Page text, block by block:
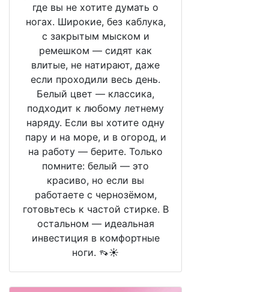
где вы не хотите думать о
ногах. Широкие, без каблука,
с закрытым мыском и
ремешком — сидят как
влитые, не натирают, даже
если проходили весь день.
Белый цвет — классика,
подходит к любому летнему
наряду. Если вы хотите одну
пару и на море, и в огород, и
на работу — берите. Только
помните: белый — это
красиво, но если вы
работаете с чернозёмом,
готовьтесь к частой стирке. В
остальном — идеальная
инвестиция в комфортные
ноги. 👡☀️